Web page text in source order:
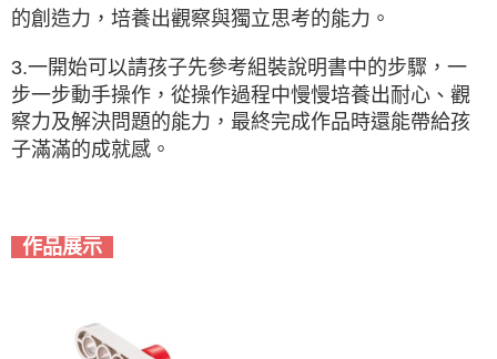
的創造力，培養出觀察與獨立思考的能力。
3.一開始可以請孩子先參考組裝說明書中的步驟，一
步一步動手操作，從操作過程中慢慢培養出耐心、觀
察力及解決問題的能力，最終完成作品時還能帶給孩
子滿滿的成就感。
作品展示